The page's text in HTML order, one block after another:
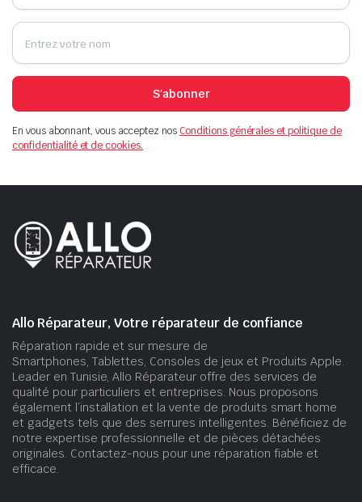
S'abonner
En vous abonnant, vous acceptez nosConditions générales et politique de
confidentialité et de cookies.
Allo Réparateur, Votre réparateur de confiance
Réparation rapide et sur mesure de
Smartphones, Tablettes, Consoles de jeux et Produits Apple.
Leader en Tunisie, Allo Réparateur offre des services de
qualité pour particuliers et entreprises. Nous proposons
également l’installation et la vente de produits smart home
et gadgets tels que des serrures intelligentes. Bénéficiez de
notre expertise professionnelle et de pièces détachées
originales. Contactez-nous pour une réparation fiable et
efficace.